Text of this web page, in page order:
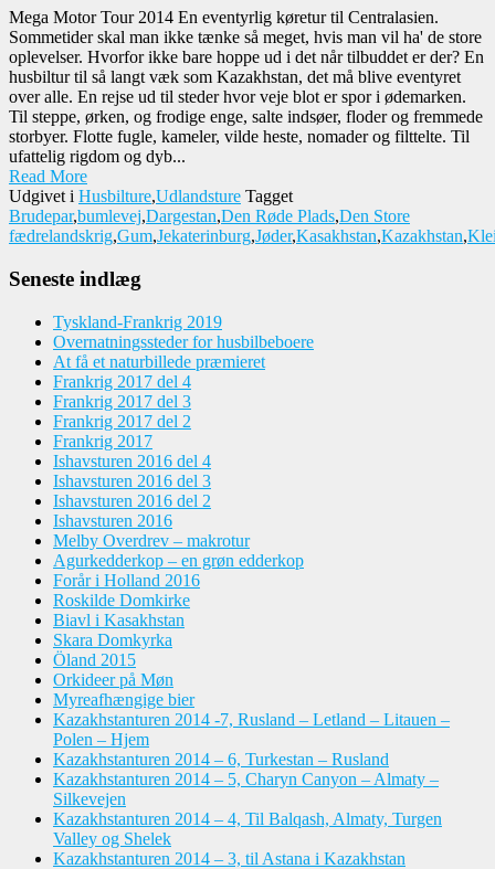
Mega Motor Tour 2014 En eventyrlig køretur til Centralasien.
Sommetider skal man ikke tænke så meget, hvis man vil ha' de store
oplevelser. Hvorfor ikke bare hoppe ud i det når tilbuddet er der? En
husbiltur til så langt væk som Kazakhstan, det må blive eventyret
over alle. En rejse ud til steder hvor veje blot er spor i ødemarken.
Til steppe, ørken, og frodige enge, salte indsøer, floder og fremmede
storbyer. Flotte fugle, kameler, vilde heste, nomader og filttelte. Til
ufattelig rigdom og dyb...
Read More
Udgivet i Husbilture,Udlandsture Tagget
Brudepar,bumlevej,Dargestan,Den Røde Plads,Den Store
fædrelandskrig,Gum,Jekaterinburg,Jøder,Kasakhstan,Kazakhstan,
Seneste indlæg
Tyskland-Frankrig 2019
Overnatningssteder for husbilbeboere
At få et naturbillede præmieret
Frankrig 2017 del 4
Frankrig 2017 del 3
Frankrig 2017 del 2
Frankrig 2017
Ishavsturen 2016 del 4
Ishavsturen 2016 del 3
Ishavsturen 2016 del 2
Ishavsturen 2016
Melby Overdrev – makrotur
Agurkedderkop – en grøn edderkop
Forår i Holland 2016
Roskilde Domkirke
Biavl i Kasakhstan
Skara Domkyrka
Öland 2015
Orkideer på Møn
Myreafhængige bier
Kazakhstanturen 2014 -7, Rusland – Letland – Litauen –
Polen – Hjem
Kazakhstanturen 2014 – 6, Turkestan – Rusland
Kazakhstanturen 2014 – 5, Charyn Canyon – Almaty –
Silkevejen
Kazakhstanturen 2014 – 4, Til Balqash, Almaty, Turgen
Valley og Shelek
Kazakhstanturen 2014 – 3, til Astana i Kazakhstan